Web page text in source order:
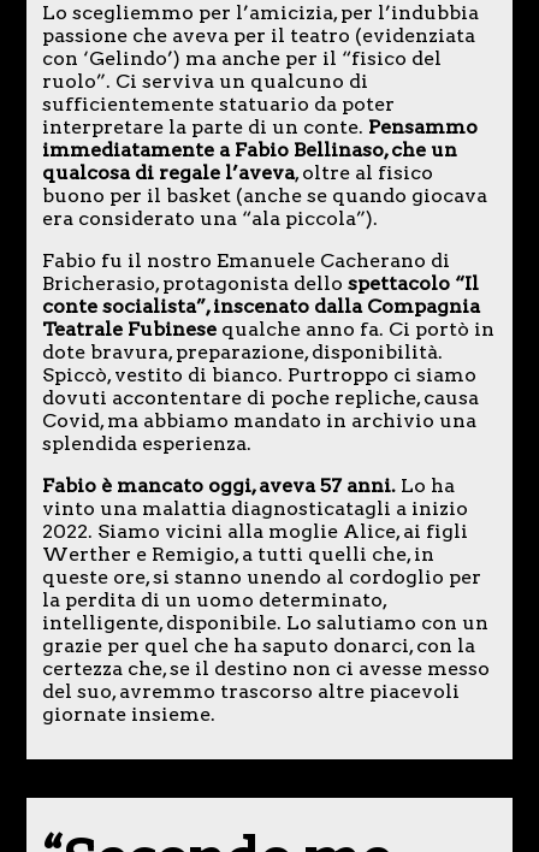
Lo scegliemmo per l’amicizia, per l’indubbia
passione che aveva per il teatro (evidenziata
con ‘Gelindo’) ma anche per il “fisico del
ruolo”. Ci serviva un qualcuno di
sufficientemente statuario da poter
interpretare la parte di un conte. Pensammo
immediatamente a Fabio Bellinaso, che un
qualcosa di regale l’aveva, oltre al fisico
buono per il basket (anche se quando giocava
era considerato una “ala piccola”).
Fabio fu il nostro Emanuele Cacherano di
Bricherasio, protagonista dello spettacolo “Il
conte socialista”, inscenato dalla Compagnia
Teatrale Fubinesequalche anno fa. Ci portò in
dote bravura, preparazione, disponibilità.
Spiccò, vestito di bianco. Purtroppo ci siamo
dovuti accontentare di poche repliche, causa
Covid, ma abbiamo mandato in archivio una
splendida esperienza.
Fabio è mancato oggi, aveva 57 anni.Lo ha
vinto una malattia diagnosticatagli a inizio
2022. Siamo vicini alla moglie Alice, ai figli
Werther e Remigio, a tutti quelli che, in
queste ore, si stanno unendo al cordoglio per
la perdita di un uomo determinato,
intelligente, disponibile. Lo salutiamo con un
grazie per quel che ha saputo donarci, con la
certezza che, se il destino non ci avesse messo
del suo, avremmo trascorso altre piacevoli
giornate insieme.